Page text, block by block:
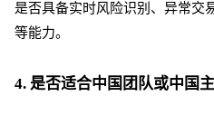
是否具备实时风险识别、异常交
等能力。
4. 是否适合中国团队或中国